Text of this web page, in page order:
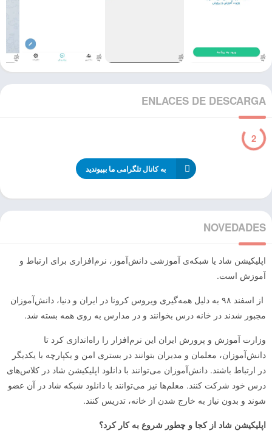
ENLACES DE DESCARGA
1
به کانال تلگرامی ما بپیوندید
NOVEDADES
اپلیکیشن شاد یا شبکه‌ی آموزشی دانش‌آموز، نرم‌افزاری برای ارتباط و
آموزش است.
از اسفند ۹۸ به دلیل همه‌گیری ویروس کرونا در ایران و دنیا، دانش‌آموزان
مجبور شدند در خانه درس بخوانند و در مدارس به روی همه بسته شد.
وزارت آموزش و پرورش ایران این نرم‌افزار را راه‌اندازی کرد تا
دانش‌آموزان، معلمان و مدیران بتوانند در بستری امن و یکپارچه با یکدیگر
در ارتباط باشند. دانش‌آموزان می‌توانند با دانلود اپلیکیشن شاد در کلاس‌های
درس خود شرکت کنند. معلم‌ها نیز می‌توانند با دانلود شبکه شاد در آن عضو
شوند و بدون نیاز به خارج شدن از خانه، تدریس کنند.
اپلیکیشن شاد از کجا و چطور شروع به کار کرد؟